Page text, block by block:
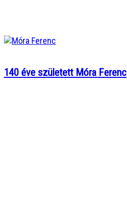
140 éve született Móra Ferenc